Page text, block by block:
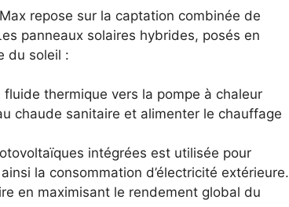
repose sur la captation combinée de
panneaux solaires hybrides, posés en
du soleil :
thermique vers la pompe à chaleur
chaude sanitaire et alimenter le chauffage
intégrées est utilisée pour
la consommation d’électricité extérieure.
en maximisant le rendement global du